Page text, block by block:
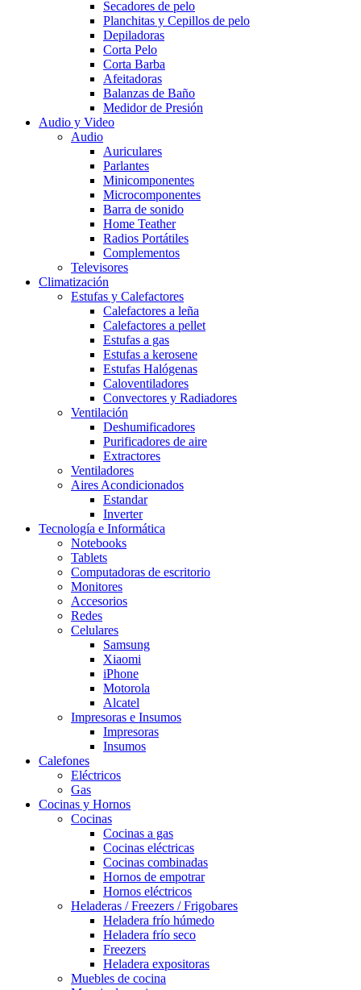
Secadores de pelo
Planchitas y Cepillos de pelo
Depiladoras
Corta Pelo
Corta Barba
Afeitadoras
Balanzas de Baño
Medidor de Presión
Audio y Video
Audio
Auriculares
Parlantes
Minicomponentes
Microcomponentes
Barra de sonido
Home Teather
Radios Portátiles
Complementos
Televisores
Climatización
Estufas y Calefactores
Calefactores a leña
Calefactores a pellet
Estufas a gas
Estufas a kerosene
Estufas Halógenas
Caloventiladores
Convectores y Radiadores
Ventilación
Deshumificadores
Purificadores de aire
Extractores
Ventiladores
Aires Acondicionados
Estandar
Inverter
Tecnología e Informática
Notebooks
Tablets
Computadoras de escritorio
Monitores
Accesorios
Redes
Celulares
Samsung
Xiaomi
iPhone
Motorola
Alcatel
Impresoras e Insumos
Impresoras
Insumos
Calefones
Eléctricos
Gas
Cocinas y Hornos
Cocinas
Cocinas a gas
Cocinas eléctricas
Cocinas combinadas
Hornos de empotrar
Hornos eléctricos
Heladeras / Freezers / Frigobares
Heladera frío húmedo
Heladera frío seco
Freezers
Heladera expositoras
Muebles de cocina